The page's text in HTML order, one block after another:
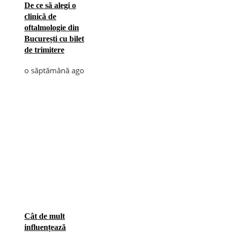
De ce să alegi o
clinică de
oftalmologie din
București cu bilet
de trimitere
o săptămână ago
Cât de mult
influențează